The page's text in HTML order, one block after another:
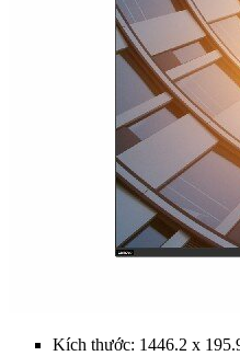
Kích thước: 1446.2 x